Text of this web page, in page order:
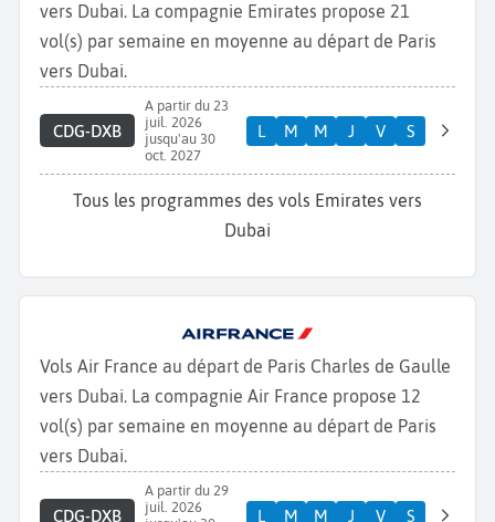
vers Dubai. La compagnie Emirates propose 21
vol(s) par semaine en moyenne au départ de Paris
vers Dubai.
CDG-DXB
A partir du 23
juil. 2026
jusqu'au 30
oct. 2027
L M M J V S
Tous les programmes des vols Emirates vers
Dubai
Vols Air France au départ de Paris Charles de Gaulle
vers Dubai. La compagnie Air France propose 12
vol(s) par semaine en moyenne au départ de Paris
vers Dubai.
CDG-DXB
A partir du 29
juil. 2026
L M M J V S